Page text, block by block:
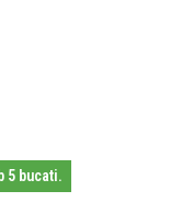
5 bucati.